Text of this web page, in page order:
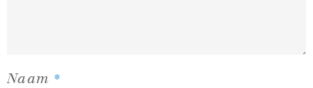
Naam *